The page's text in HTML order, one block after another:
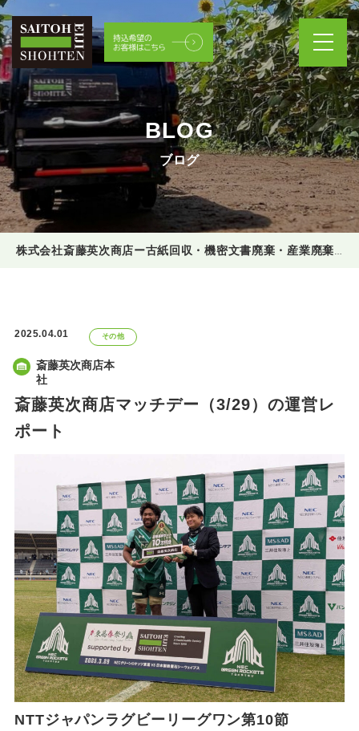
BLOG
ブログ
2025.04.01 その他
斎藤英次商店本
社
斎藤英次商店マッチデー（3/29）の運営レ
ポート
NTTジャパンラグビーリーグワン第10節